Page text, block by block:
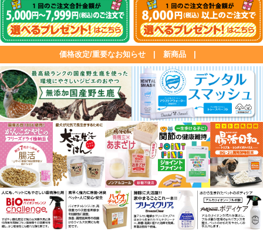
価格改定/重要なお知らせ 新商品